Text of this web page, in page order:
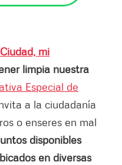
mi
limpia nuestra
Especial de
a la ciudadanía
o enseres en mal
disponibles
en diversas